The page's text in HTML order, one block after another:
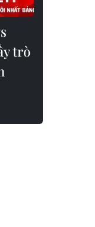
trò